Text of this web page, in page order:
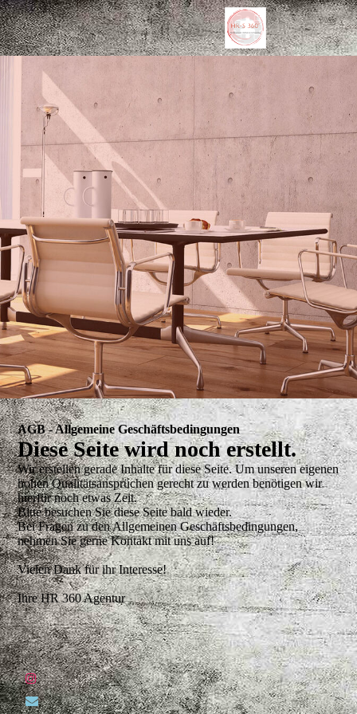
AGB - Allgemeine Geschäftsbedingungen
Diese Seite wird noch erstellt.
Wir erstellen gerade Inhalte für diese Seite. Um unseren eigenen
hohen Qualitätsansprüchen gerecht zu werden benötigen wir
hierfür noch etwas Zeit.
Bitte besuchen Sie diese Seite bald wieder.
Bei Fragen zu den Allgemeinen Geschäftsbedingungen,
nehmen Sie gerne Kontakt mit uns auf!
Vielen Dank für ihr Interesse!
Ihre HR 360 Agentur